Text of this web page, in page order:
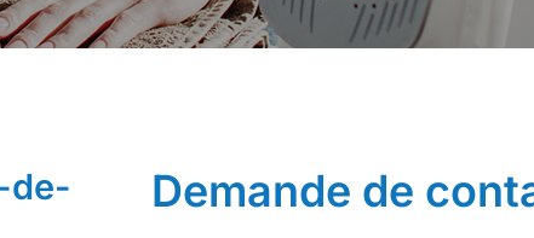
de-
Demande de